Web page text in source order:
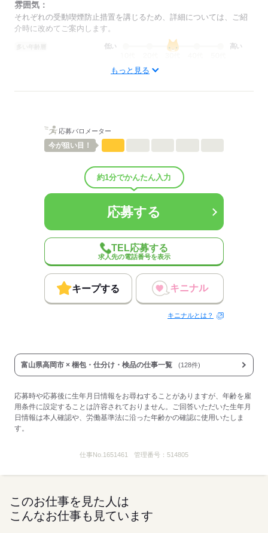
雰囲気：
それぞれの受動喫煙防止措置を講じるため、詳細については、ご紹
介時に改めてご案内します。
低い 高い
ひとりで
品質管理課
平均年齢30歳
応募する
もっと見る
応募バロメーター
今が狙い目！
約1分でかんたん入力
応募する
TEL応募する
求人先の電話番号を表示
キープする キニナル
キニナルとは？
富山県高岡市 × 梱包・仕分け・検品の仕事一覧 (128件)
応募時や応募後に生年月日情報をお尋ねすることがありますが、年齢を雇
用条件に設定することは許容されておりません。ご回答いただいた生年月
日情報は本人確認や、労働基準法に沿った年齢かの確認に使用いたしま
す。
仕事No. 1651461 管理番号： 514805
このお仕事を見た人は
こんなお仕事も見ています